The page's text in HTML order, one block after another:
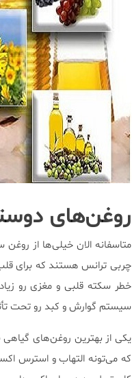
روغن‌های
متاسفانه الان خیلی‌ها از
چربی ترانس هستند که برای
خطر سکته قلبی و مغزی رو
سیستم گوارش و کبد رو تحت
یکی از بهترین روغن‌های گیاهی
که می‌تونه التهاب و استرس